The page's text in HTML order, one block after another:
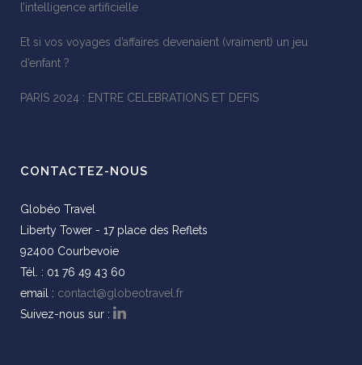
l’intelligence artificielle
Et si vos voyages d’affaires devenaient (vraiment) un jeu
d’enfant ?
PARIS 2024 : ENTRE CELEBRATIONS ET DEFIS
CONTACTEZ-NOUS
Globéo Travel
Liberty Tower - 17 place des Reflets
92400 Courbevoie
Tél. : 01 76 49 43 60
email : contact@globeotravel.fr
Suivez-nous sur :